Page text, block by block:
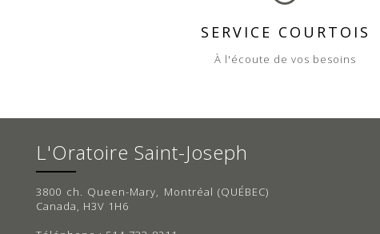
SERVICE COURTOIS
À l'écoute de vos besoins
L'Oratoire Saint-Joseph
3800 ch. Queen-Mary, Montréal (QUÉBEC)
Canada, H3V 1H6